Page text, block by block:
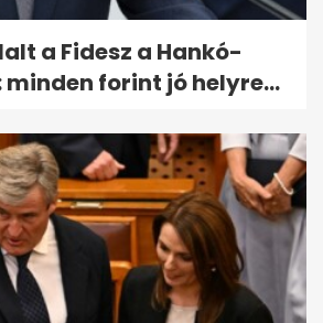
a Fidesz a Hankó-
forint jó helyre...